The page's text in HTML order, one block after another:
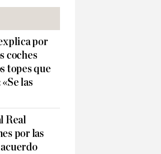
por
coches
topes que
las
Real
por las